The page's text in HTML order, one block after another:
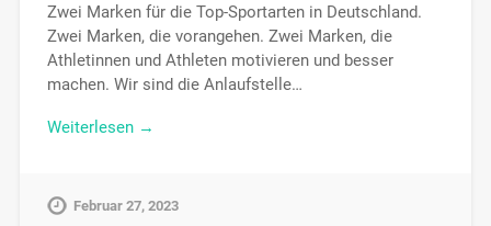
Zwei Marken für die Top-Sportarten in Deutschland.
Zwei Marken, die vorangehen. Zwei Marken, die
Athletinnen und Athleten motivieren und besser
machen. Wir sind die Anlaufstelle…
Weiterlesen →
Februar 27, 2023